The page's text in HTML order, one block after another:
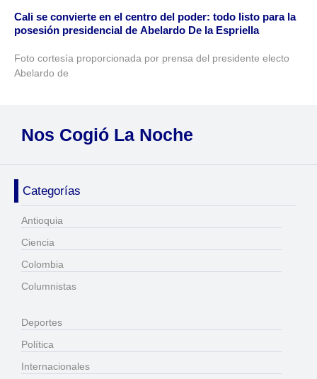
Cali se convierte en el centro del poder: todo listo para la
posesión presidencial de Abelardo De la Espriella
Foto cortesía proporcionada por prensa del presidente electo
Abelardo de
Nos Cogió La Noche
Categorías
Antioquia
Ciencia
Colombia
Columnistas
Deportes
Política
Internacionales